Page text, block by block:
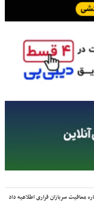
معافیت سربازان فراری اطلاعیه داد